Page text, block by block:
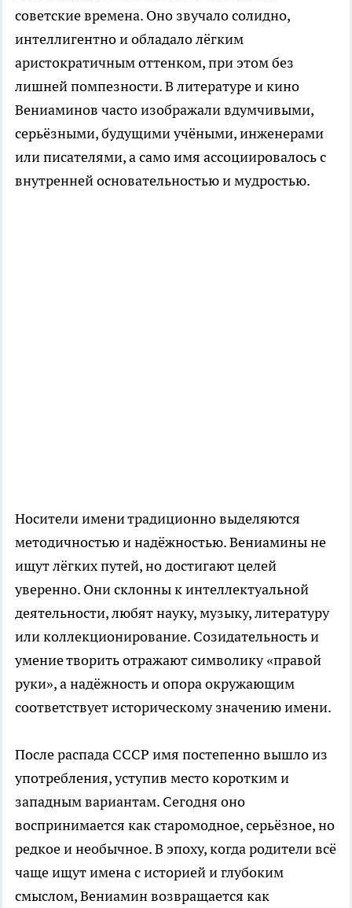
советские времена. Оно звучало солидно,
интеллигентно и обладало лёгким
аристократичным оттенком, при этом без
лишней помпезности. В литературе и кино
Вениаминов часто изображали вдумчивыми,
серьёзными, будущими учёными, инженерами
или писателями, а само имя ассоциировалось с
внутренней основательностью и мудростью.
Носители имени традиционно выделяются
методичностью и надёжностью. Вениамины не
ищут лёгких путей, но достигают целей
уверенно. Они склонны к интеллектуальной
деятельности, любят науку, музыку, литературу
или коллекционирование. Созидательность и
умение творить отражают символику «правой
руки», а надёжность и опора окружающим
соответствует историческому значению имени.
После распада СССР имя постепенно вышло из
употребления, уступив место коротким и
западным вариантам. Сегодня оно
воспринимается как старомодное, серьёзное, но
редкое и необычное. В эпоху, когда родители всё
чаще ищут имена с историей и глубоким
смыслом, Вениамин возвращается как